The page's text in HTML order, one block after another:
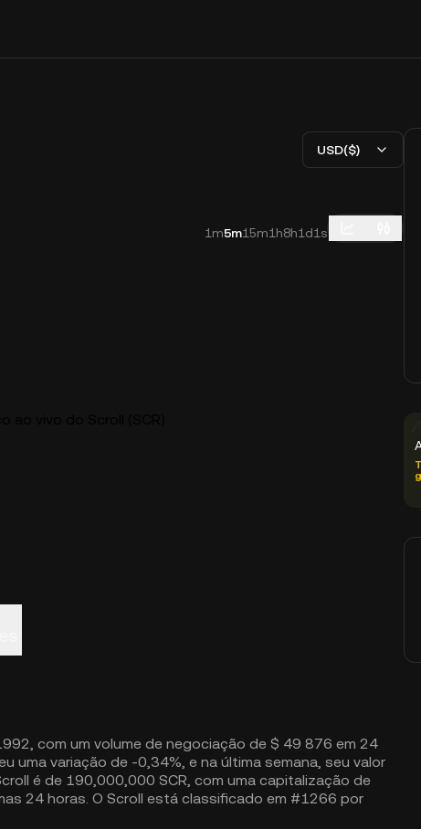
USD($)
1m5m15m1h8h1d1s
com um volume de negociação de $ 49 876 em 24
uma variação de -0,34%, e na última semana, seu valor
é de 190,000,000 SCR, com uma capitalização de
24 horas. O Scroll está classificado em #1266 por